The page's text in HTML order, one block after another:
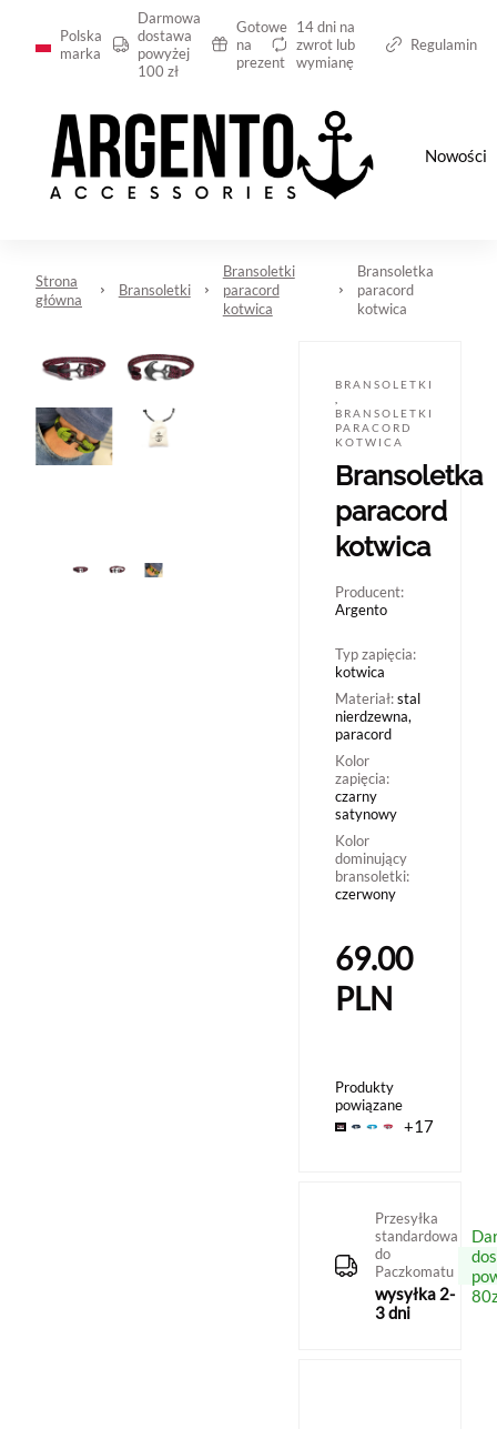
Polska
marka
Darmowa
dostawa
powyżej
100 zł
Gotowe
na
prezent
14 dni na
zwrot lub
wymianę
Regulamin
Nowości
Strona
główna
Bransoletki
Bransoletki
paracord
kotwica
Bransoletka
paracord
kotwica
BRANSOLETKI
BRANSOLETKI
PARACORD
KOTWICA
Bransoletka
paracord
kotwica
Producent:
Argento
Typ zapięcia:
kotwica
Materiał:stal
nierdzewna,
paracord
Kolor
zapięcia:
czarny
satynowy
Kolor
dominujący
bransoletki:
czerwony
69.00
PLN
Produkty
powiązane
+17
Przesyłka
standardowa
do
Paczkomatu
wysyłka 2-
3 dni